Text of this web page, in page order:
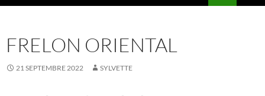
FRELON ORIENTAL
21 SEPTEMBRE 2022 SYLVETTE